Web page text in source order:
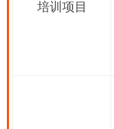
培训项目